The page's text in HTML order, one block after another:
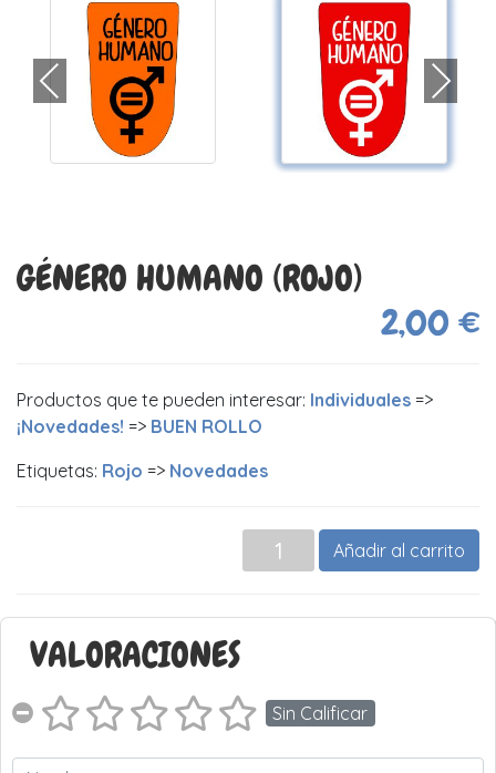
GÉNERO HUMANO (ROJO)
2,00 €
Productos que te pueden interesar: Individuales =>
¡Novedades! => BUEN ROLLO
Etiquetas: Rojo => Novedades
Añadir al carrito
VALORACIONES
Sin Calificar